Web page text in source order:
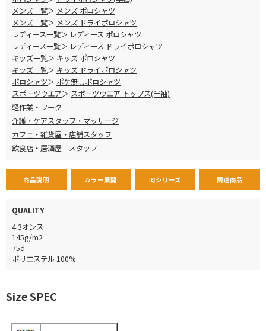
メンズ一覧
メンズ ポロシャツ
メンズ一覧
メンズ ドライポロシャツ
レディース一覧
レディース ポロシャツ
レディース一覧
レディース ドライポロシャツ
キッズ一覧
キッズ ポロシャツ
キッズ一覧
キッズ ドライポロシャツ
ポロシャツ
ポケ無しポロシャツ
スポーツウエア
スポーツウエア トップス(半袖)
軽作業・ワーク
介護・ケアスタッフ・マッサージ
カフェ・雑貨屋・店舗スタッフ
飲食店・居酒屋 スタッフ
商品説明 カラー展開 同シリーズ 関連商品
QUALITY
4.3オンス
145g/m2
75d
ポリエステル 100%
Size SPEC